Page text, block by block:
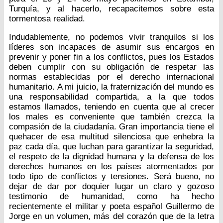
Turquía, y al hacerlo, recapacitemos sobre esta
tormentosa realidad.
Indudablemente, no podemos vivir tranquilos si los
líderes son incapaces de asumir sus encargos en
prevenir y poner fin a los conflictos, pues los Estados
deben cumplir con su obligación de respetar las
normas establecidas por el derecho internacional
humanitario. A mi juicio, la fraternización del mundo es
una responsabilidad compartida, a la que todos
estamos llamados, teniendo en cuenta que al crecer
los males es conveniente que también crezca la
compasión de la ciudadanía. Gran importancia tiene el
quehacer de esa multitud silenciosa que enhebra la
paz cada día, que luchan para garantizar la seguridad,
el respeto de la dignidad humana y la defensa de los
derechos humanos en los países atormentados por
todo tipo de conflictos y tensiones. Será bueno, no
dejar de dar por doquier lugar un claro y gozoso
testimonio de humanidad, como ha hecho
recientemente el militar y poeta español Guillermo de
Jorge en un volumen, más del corazón que de la letra